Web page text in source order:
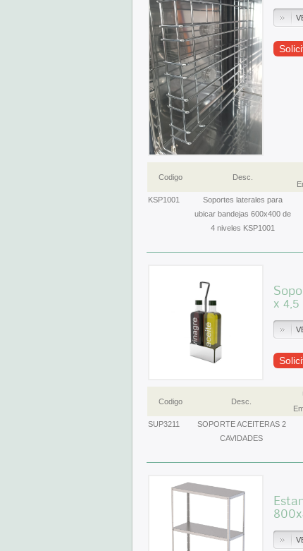
Codigo Desc.
KSP1001
Soportes laterales para
ubicar bandejas 600x400 de
4 niveles KSP1001
x
Codigo Desc.
SUP3211
SOPORTE ACEITERAS 2
CAVIDADES